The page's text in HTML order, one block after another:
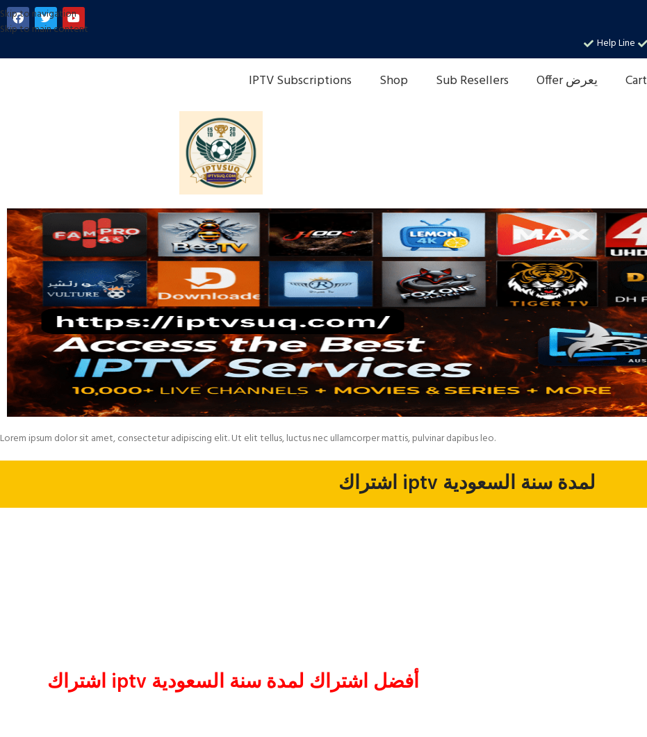
Skip to navigation
Skip to main content
Help Line
IPTV Subscriptions Shop Sub Resellers Offer يعرض Cart
Lorem ipsum dolor sit amet, consectetur adipiscing elit. Ut elit tellus, luctus nec ullamcorper mattis, pulvinar dapibus leo.
اشتراك iptv لمدة سنة السعودية
اشتراك iptv أفضل اشتراك لمدة سنة السعودية